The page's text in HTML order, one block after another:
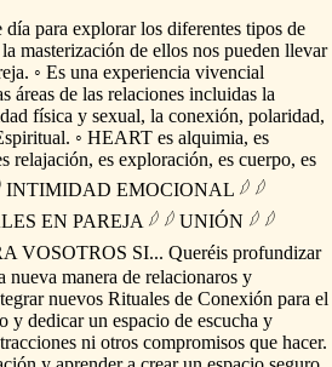
día para explorar los diferentes tipos de
la masterización de ellos nos pueden llevar
◦ Es una experiencia vivencial
áreas de las relaciones incluidas la
física y sexual, la conexión, polaridad,
◦ HEART es alquimia, es
relajación, es exploración, es cuerpo, es
INTIMIDAD EMOCIONAL 𓆪 𓆪
EN PAREJA 𓆪 𓆪 UNIÓN 𓆪 𓆪
VOSOTROS SI... Queréis profundizar
nueva manera de relacionaros y
nuevos Rituales de Conexión para el
y dedicar un espacio de escucha y
ni otros compromisos que hacer.